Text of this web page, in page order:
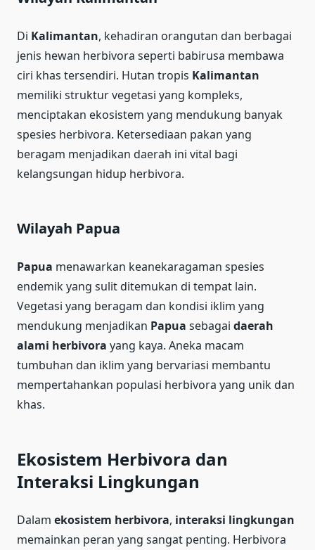
Di Kalimantan, kehadiran orangutan dan berbagai
jenis hewan herbivora seperti babirusa membawa
ciri khas tersendiri. Hutan tropis Kalimantan
memiliki struktur vegetasi yang kompleks,
menciptakan ekosistem yang mendukung banyak
spesies herbivora. Ketersediaan pakan yang
beragam menjadikan daerah ini vital bagi
kelangsungan hidup herbivora.
Wilayah Papua
Papua menawarkan keanekaragaman spesies
endemik yang sulit ditemukan di tempat lain.
Vegetasi yang beragam dan kondisi iklim yang
mendukung menjadikan Papua sebagai daerah
alami herbivora yang kaya. Aneka macam
tumbuhan dan iklim yang bervariasi membantu
mempertahankan populasi herbivora yang unik dan
khas.
Ekosistem Herbivora dan
Interaksi Lingkungan
Dalam ekosistem herbivora, interaksi lingkungan
memainkan peran yang sangat penting. Herbivora